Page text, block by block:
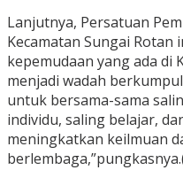
Lanjutnya, Persatuan
Kecamatan Sungai Rotan
kepemudaan yang ada di
menjadi wadah
untuk bersama-sama
individu, saling belajar,
meningkatkan keilmuan